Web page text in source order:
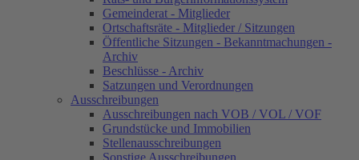
Gemeinderat - Mitglieder
Ortschaftsräte - Mitglieder / Sitzungen
Öffentliche Sitzungen - Bekanntmachungen -
Archiv
Beschlüsse - Archiv
Satzungen und Verordnungen
Ausschreibungen
Ausschreibungen nach VOB / VOL / VOF
Grundstücke und Immobilien
Stellenausschreibungen
Sonstige Ausschreibungen